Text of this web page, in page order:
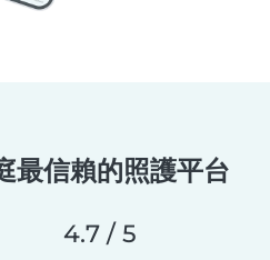
信賴的照護平台
4.7 / 5